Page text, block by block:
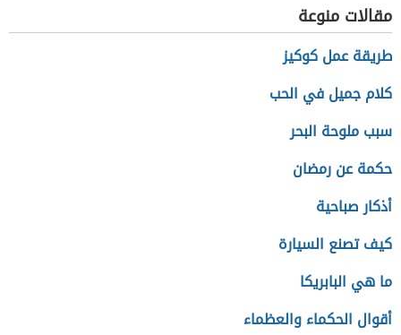
مقالات منوعة
طريقة عمل كوكيز
كلام جميل في الحب
سبب ملوحة البحر
حكمة عن رمضان
أذكار صباحية
كيف تصنع السيارة
ما هي البابريكا
أقوال الحكماء والعظماء